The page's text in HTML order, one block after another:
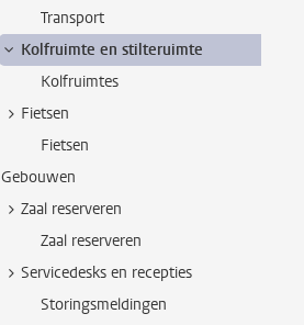
Transport
Kolfruimte en stilteruimte
Kolfruimtes
Fietsen
Fietsen
Gebouwen
Zaal reserveren
Zaal reserveren
Servicedesks en recepties
Storingsmeldingen